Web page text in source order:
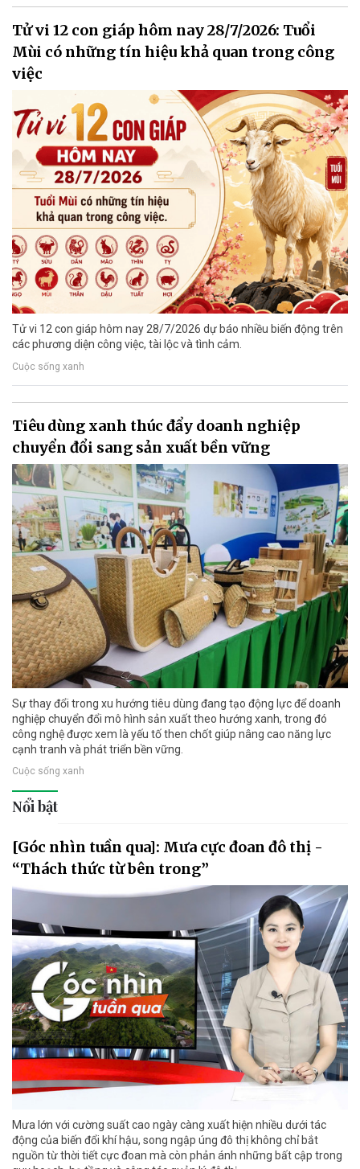
Tử vi 12 con giáp hôm nay 28/7/2026: Tuổi
Mùi có những tín hiệu khả quan trong công
việc
Tử vi 12 con giáp hôm nay 28/7/2026 dự báo nhiều biến động trên
các phương diện công việc, tài lộc và tình cảm.
Cuộc sống xanh
Tiêu dùng xanh thúc đẩy doanh nghiệp
chuyển đổi sang sản xuất bền vững
Sự thay đổi trong xu hướng tiêu dùng đang tạo động lực để doanh
nghiệp chuyển đổi mô hình sản xuất theo hướng xanh, trong đó
công nghệ được xem là yếu tố then chốt giúp nâng cao năng lực
cạnh tranh và phát triển bền vững.
Cuộc sống xanh
Nổi bật
[Góc nhìn tuần qua]: Mưa cực đoan đô thị -
“Thách thức từ bên trong”
Mưa lớn với cường suất cao ngày càng xuất hiện nhiều dưới tác
động của biến đổi khí hậu, song ngập úng đô thị không chỉ bắt
nguồn từ thời tiết cực đoan mà còn phản ánh những bất cập trong